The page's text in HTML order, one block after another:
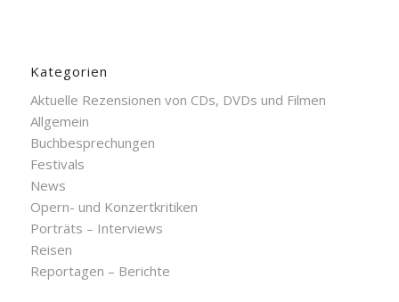
Kategorien
Aktuelle Rezensionen von CDs, DVDs und Filmen
Allgemein
Buchbesprechungen
Festivals
News
Opern- und Konzertkritiken
Porträts – Interviews
Reisen
Reportagen – Berichte